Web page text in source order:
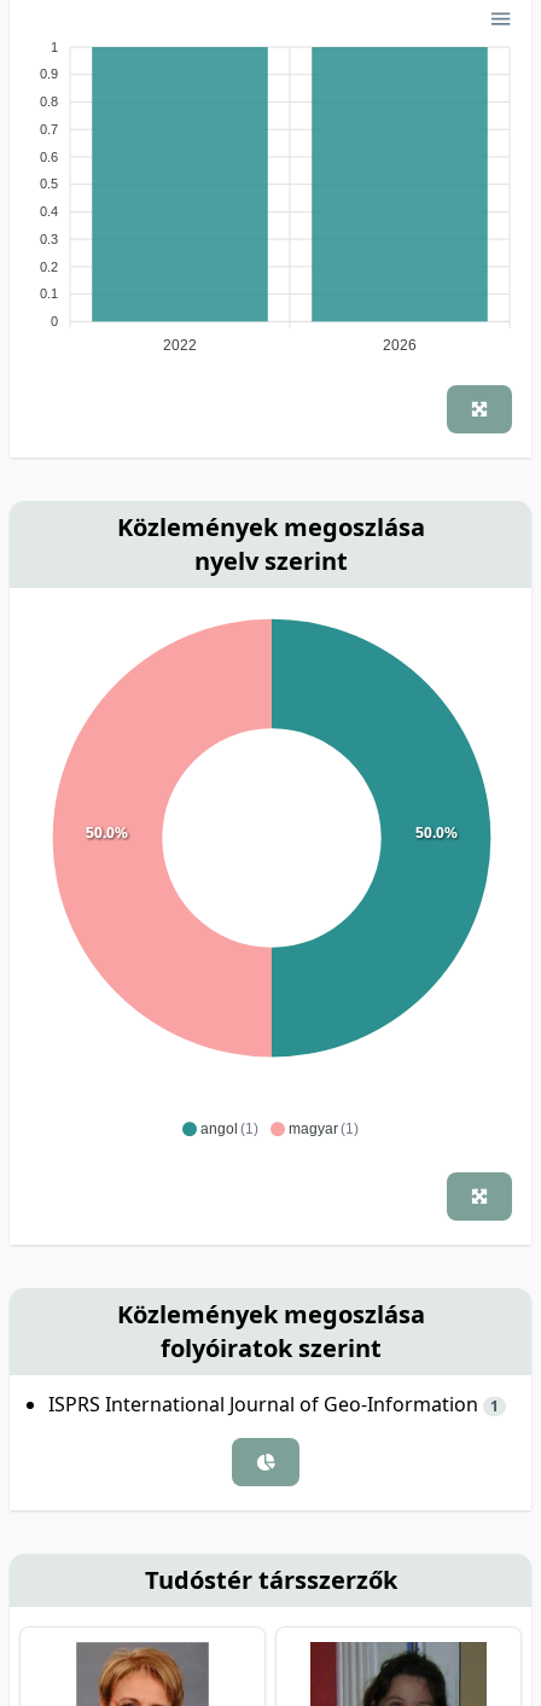
1
0.9
0.8
0.7
0.6
0.5
0.4
0.3
0.2
0.1
0
2022 2026
Közlemények megoszlása
nyelv szerint
angol (1) magyar(1)
50.0%
50.0%
Közlemények megoszlása
folyóiratok szerint
ISPRS International Journal of Geo-Information 1
Tudóstér társszerzők